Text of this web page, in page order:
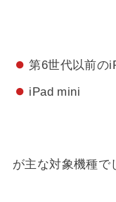
第6世代以前の
iPad mini
が主な対象機種で